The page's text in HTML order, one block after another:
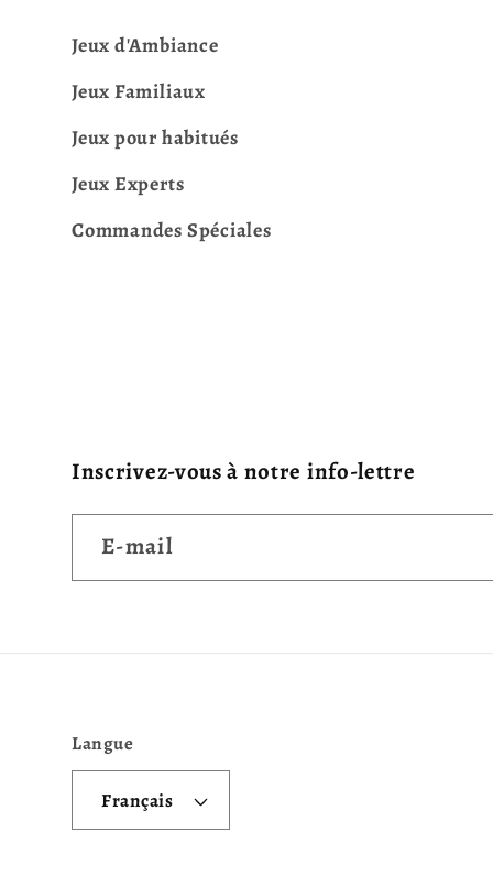
Jeux d'Ambiance
Jeux Familiaux
Jeux pour habitués
Jeux Experts
Commandes Spéciales
Inscrivez-vous à notre info-lettre
E-mail
Langue
Français